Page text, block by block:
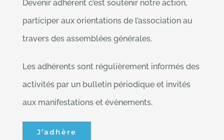
Devenir adhérent c’est soutenir notre action,
participer aux orientations de l’association au
travers des assemblées générales.
Les adhérents sont régulièrement informés des
activités par un bulletin périodique et invités
aux manifestations et évènements.
J’adhère